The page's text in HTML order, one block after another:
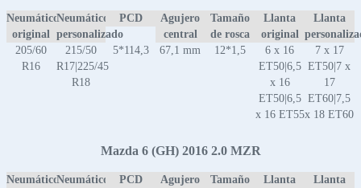
Neumático
original
Neumático
personalizado
PCD
Agujero
central
Tamaño
de rosca
Llanta
original
Llanta
205/60
R16
215/50
R17|225/45
R18
5*114,3 67,1 mm 12*1,5
6 x 16
ET50|6,5
x 16
ET50|6,5
x 16 ET55
7 x 17
ET50|7 x
17
ET60|7,5
x 18 ET60
Mazda 6 (GH) 2016 2.0 MZR
NeumáticoNeumático
PCD
Agujero
Tamaño
Llanta
Llanta